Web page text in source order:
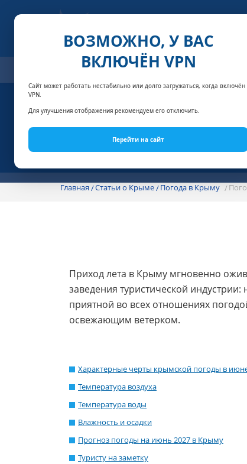
ВОЗМОЖНО, У ВАС
ВКЛЮЧЁН VPN
Сайт может работать нестабильно или долго загружаться, когда включён
VPN.
Для улучшения отображения рекомендуем его отключить.
Перейти на сайт
СПЕЦПРЕДЛОЖЕНИЯ АКЦИИ
Главная Статьи о Крыме Погода в Крыму
Приход лета в Крыму мгновенно
заведения туристической
приятной во всех отношениях
освежающим ветерком.
Характерные черты крымской погоды в
Температура воздуха
Температура воды
Влажность и осадки
Прогноз погоды на июнь 2027 в Крыму
Туристу на заметку